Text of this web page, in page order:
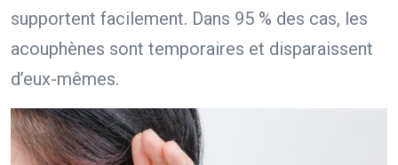
supportent facilement. Dans 95 % des cas, les
acouphènes sont temporaires et disparaissent
d’eux-mêmes.